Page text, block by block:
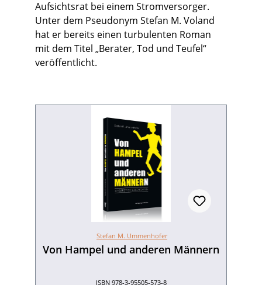
Aufsichtsrat bei einem Stromversorger.
Unter dem Pseudonym Stefan M. Voland
hat er bereits einen turbulenten Roman
mit dem Titel „Berater, Tod und Teufel“
veröffentlicht.
Stefan M. Ummenhofer
Von Hampel und anderen Männern
ISBN 978-3-95505-573-8